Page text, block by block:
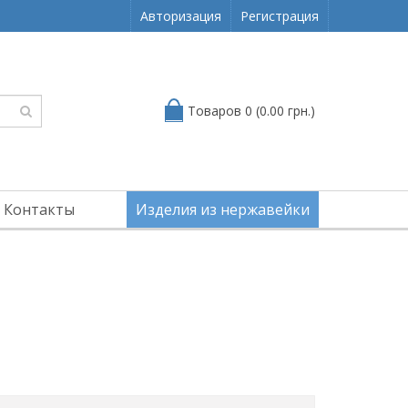
Авторизация Регистрация
Товаров 0 (0.00 грн.)
Контакты Изделия из нержавейки